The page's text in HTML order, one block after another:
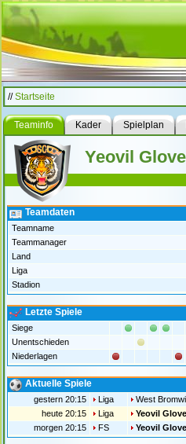
//Startseite
Teaminfo Kader Spielplan
Yeovil
Teamdaten
Teamname
Teammanager
Land
Liga
Stadion
Letzte Spiele
Siege
Unentschieden
Niederlagen
Aktuelle Spiele
gestern 20:15 Liga West
heute 20:15
Liga Yeovil
morgen 20:15
FS Yeovil